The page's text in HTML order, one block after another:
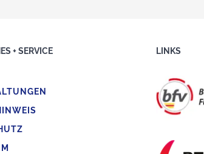
+ SERVICE LINKS